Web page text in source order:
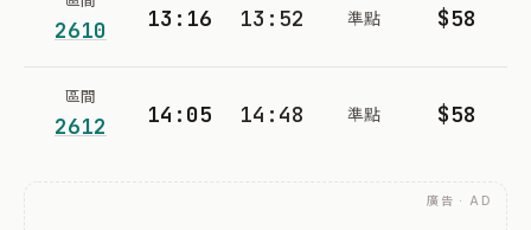
2610 13:16 13:52 準點 $58
區間
2612 14:05 14:48 準點 $58
廣告 · AD